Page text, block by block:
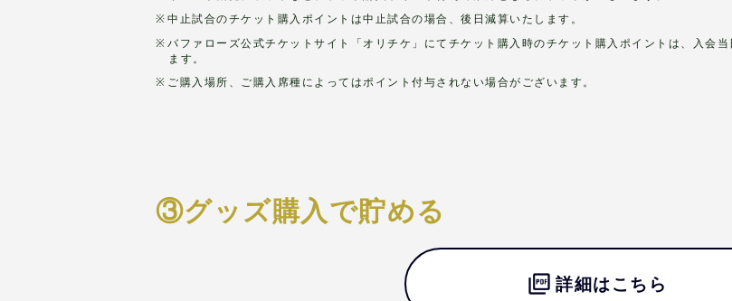
中止試合のチケット購入ポイントは中止試合の場合、後日減算いたします。
バファローズ公式チケットサイト「オリチケ」にてチケット購入時のチケット購入ポイントは、入会
ます。
ご購入場所、ご購入席種によってはポイント付与されない場合がございます。
③グッズ購入で貯める
詳細はこちら